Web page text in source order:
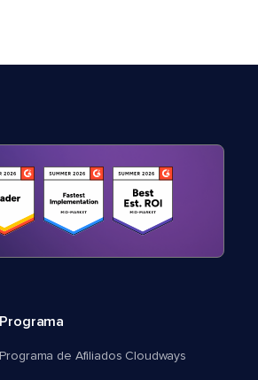
Programa
Programa de Afiliados Cloudways